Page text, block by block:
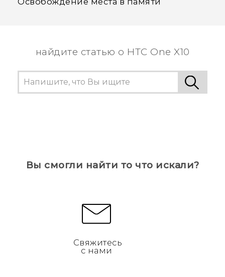
найдите статью о HTC One X10
Вы смогли найти то что искали?
Свяжитесь
с нами